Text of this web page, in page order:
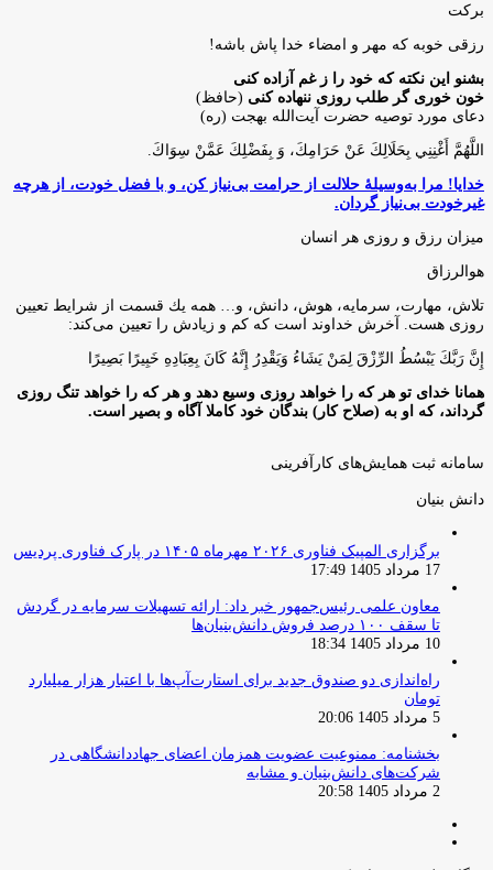
برکت
رزقی خوبه كه مهر و امضاء خدا پاش باشه!
بشنو این نکته که خود را ز غم آزاده کنی
خون خوری گر طلب روزی ننهاده کنی (حافظ)
دعای مورد توصیه حضرت آیت‌الله بهجت (ره)
اللَّهُمَّ أَغْنِنِي بِحَلَالِكَ عَنْ حَرَامِكَ، وَ بِفَضْلِكَ عَمَّنْ سِوَاكَ‏.
خدایا! مرا به‌وسیلۀ حلالت از حرامت بی‌نیاز کن، و با فضل خودت، از هرچه
غیرخودت بی‌نیاز گردان.
میزان رزق و روزی هر انسان
هوالرزاق
تلاش، مهارت، سرمايه، هوش، دانش، و… همه يك قسمت از شرايط تعيين
روزى هست. آخرش خداوند است كه كم و زيادش را تعيين مى‌كند:
إِنَّ رَبَّكَ يَبْسُطُ الرِّزْقَ لِمَنْ يَشَاءُ وَيَقْدِرُ إِنَّهُ كَانَ بِعِبَادِهِ خَبِيرًا بَصِيرًا
همانا خدای تو هر که را خواهد روزی وسیع دهد و هر که را خواهد تنگ روزی
گرداند، که او به (صلاح کار) بندگان خود کاملا آگاه و بصیر است.
سامانه ثبت همایش‌های کارآفرینی
دانش‌ بنیان‌
برگزاری المپیک فناوری ۲۰۲۶ مهرماه ۱۴۰۵ در پارک فناوری پردیس
17 مرداد 1405 17:49
معاون علمی رئیس‌جمهور خبر داد: ارائه تسهیلات سرمایه در گردش
تا سقف ۱۰۰ درصد فروش دانش‌بنیان‌ها
10 مرداد 1405 18:34
راه‌اندازی دو صندوق جدید برای استارت‌آپ‌ها با اعتبار هزار میلیارد
تومان
5 مرداد 1405 20:06
بخشنامه: ممنوعیت عضویت همزمان اعضای جهاددانشگاهی در
شرکت‌های دانش‌بنیان و مشابه
2 مرداد 1405 20:58